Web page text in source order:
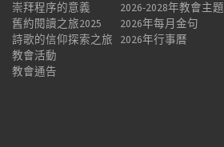
崇拜程序的意義
舊約閱讀之旅2025
詩歌的信仰探索之旅
教會活動
教會通告
2026-2028年教會主題
2026年每月金句
2026年行事曆